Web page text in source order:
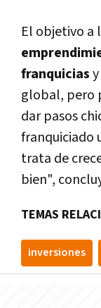
El objetivo a
franquicias
global, pero
dar pasos
franquiciado
trata de
bien",
TEMAS
inversiones